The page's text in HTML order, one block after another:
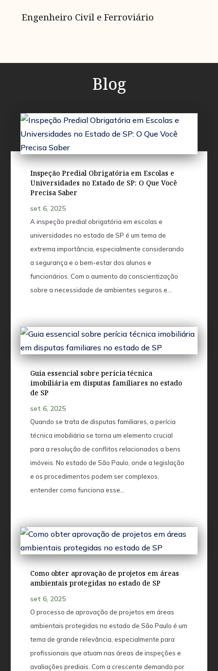
Engenheiro Civil e Ferroviário
Blog
Inspeção Predial Obrigatória em Escolas e
Universidades no Estado de SP: O Que Você
Precisa Saber
set 6, 2025
A inspeção predial obrigatória em escolas e
universidades no estado de SP é um tema de
extrema importância, especialmente considerando
a segurança e o bem-estar dos alunos e
funcionários. Com o aumento da conscientização
sobre a necessidade de ambientes seguros e...
Guia essencial sobre perícia técnica
imobiliária em disputas familiares no estado
de SP
set 6, 2025
Quando se trata de disputas familiares, a perícia
técnica imobiliária se torna um elemento crucial
para a resolução de conflitos relacionados a bens
imóveis. No estado de São Paulo, onde a legislação
e os procedimentos podem ser complexos,
entender como funciona esse...
Como obter aprovação de projetos em áreas
ambientais protegidas no estado de SP
set 6, 2025
O processo de aprovação de projetos em áreas
ambientais protegidas no estado de São Paulo é um
tema de grande relevância, especialmente para
profissionais que atuam nas áreas de inspeções e
avaliações prediais. Com a crescente demanda por